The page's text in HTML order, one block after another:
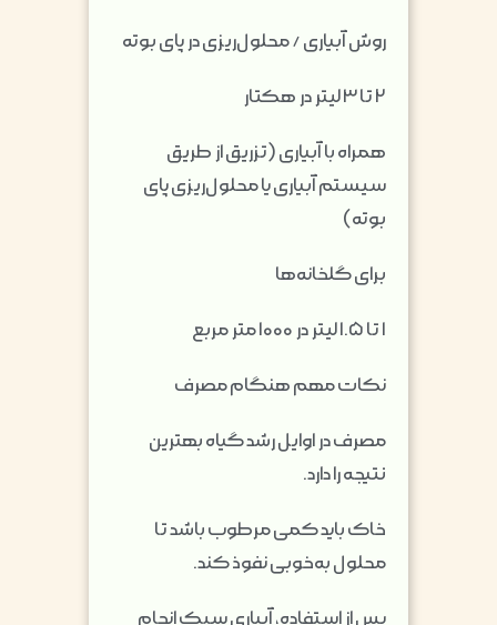
روش آبیاری / محلول‌ریزی در پای بوته
۲ تا ۳ لیتر در هکتار
همراه با آبیاری (تزریق از طریق
سیستم آبیاری یا محلول‌ریزی پای
بوته)
برای گلخانه‌ها
۱ تا ۱.۵ لیتر در ۱۰۰۰ متر مربع
نکات مهم هنگام مصرف
مصرف در اوایل رشد گیاه بهترین
نتیجه را دارد.
خاک باید کمی مرطوب باشد تا
محلول به‌خوبی نفوذ کند.
پس از استفاده، آبیاری سبک انجام